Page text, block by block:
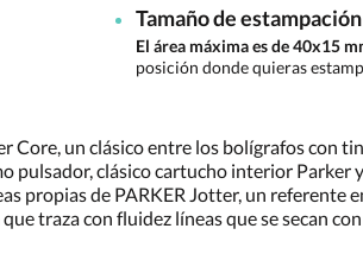
Tamaño de estampación
El área máxima es de 40x15
posición donde quieras
Core, un clásico entre los bolígrafos con
pulsador, clásico cartucho interior
propias de PARKER Jotter, un referente
traza con fluidez líneas que se secan